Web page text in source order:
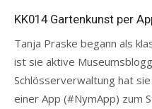
on
KK014 Gartenkunst per
Tanja Praske begann als
ist sie aktive
Schlösserverwaltung hat
einer App (#NymApp) zum